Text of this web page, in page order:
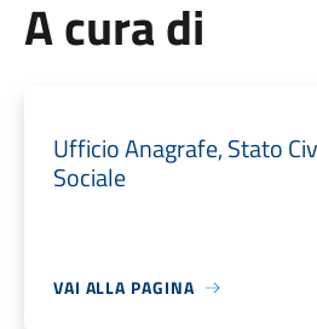
A cura di
Ufficio Anagrafe, Stato
Sociale
VAI ALLA PAGINA